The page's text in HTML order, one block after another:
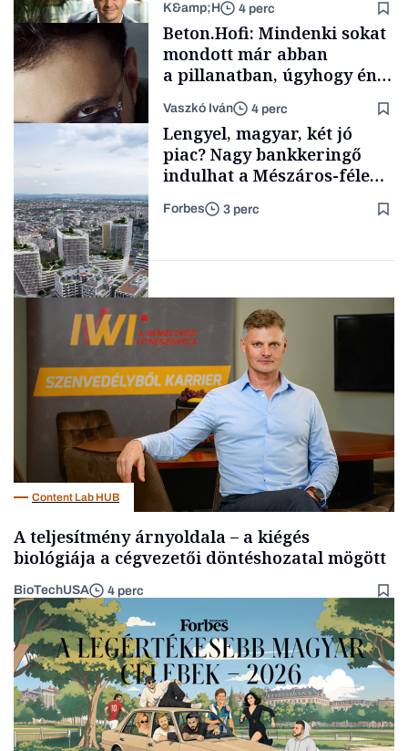
Milliárdosok
TÁMOGATÓI
TARTALOM
K&amp;H 4 perc
Forbes-sztori
Beton.Hofi: Mindenki sokat
mondott már abban
a pillanatban, úgyhogy én
a legsarkosabb
gondolataimat akartam
kimondani
Vaszkó Iván 4 perc
Lengyel, magyar, két jó
piac? Nagy bankkeringő
indulhat a Mészáros-féle
MBH körül
Forbes 3 perc
Content Lab HUB
A teljesítmény árnyoldala – a kiégés
biológiája a cégvezetői döntéshozatal mögött
BioTechUSA 4 perc